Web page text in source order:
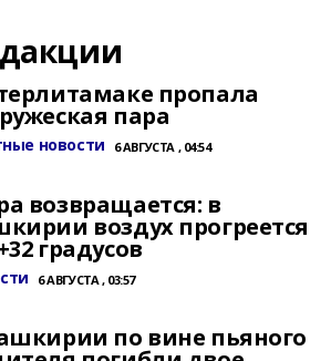
пропала
пара
новости 6 АВГУСТА , 04:54
возвращается: в
воздух прогреется
градусов
6 АВГУСТА , 03:57
по вине пьяного